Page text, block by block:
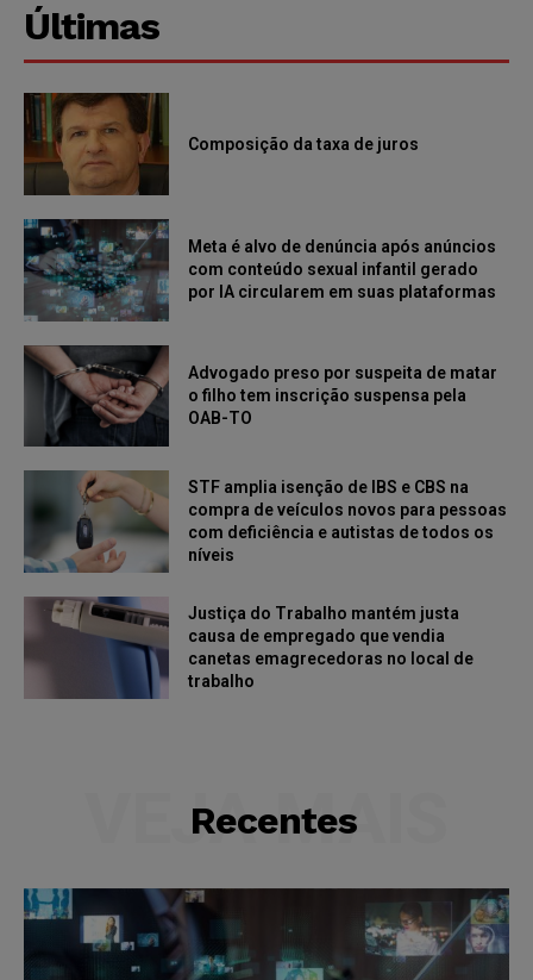
Últimas
Composição da taxa de juros
Meta é alvo de denúncia após anúncios
com conteúdo sexual infantil gerado
por IA circularem em suas plataformas
Advogado preso por suspeita de matar
o filho tem inscrição suspensa pela
OAB-TO
STF amplia isenção de IBS e CBS na
compra de veículos novos para pessoas
com deficiência e autistas de todos os
níveis
Justiça do Trabalho mantém justa
causa de empregado que vendia
canetas emagrecedoras no local de
trabalho
Recentes
VEJA MAIS